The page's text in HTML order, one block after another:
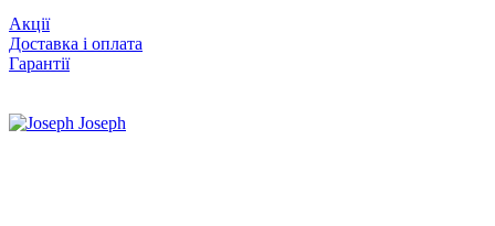
Акції
Доставка і оплата
Гарантії